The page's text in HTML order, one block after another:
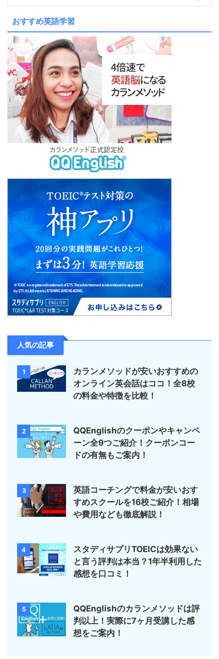
おすすめ英語学習
人気の記事
1
カランメソッドが安いおすすめの
オンライン英会話はココ！全8校
の料金や特徴を比較！
2
QQEnglishのクーポンやキャンペ
ーン全9つご紹介！クーポンコー
ドの有無もご案内！
3
英語コーチングで料金が安いおす
すめスクールを16校ご紹介！相場
や費用なども徹底解説！
4
スタディサプリTOEICは効果ない
と言う評判は本当？1年半利用した
感想を口コミ！
5
QQEnglishのカランメソッドは評
判以上！実際に7ヶ月受講した感
想をご案内！